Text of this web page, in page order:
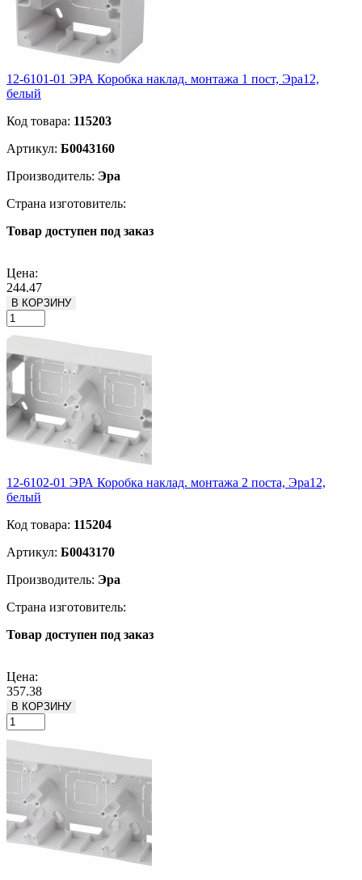
12-6101-01 ЭРА Коробка наклад. монтажа 1 пост, Эра12,
белый
Код товара: 115203
Артикул: Б0043160
Производитель: Эра
Страна изготовитель:
Товар доступен под заказ
Цена:
244.47
В КОРЗИНУ
12-6102-01 ЭРА Коробка наклад. монтажа 2 поста, Эра12,
белый
Код товара: 115204
Артикул: Б0043170
Производитель: Эра
Страна изготовитель:
Товар доступен под заказ
Цена:
357.38
В КОРЗИНУ